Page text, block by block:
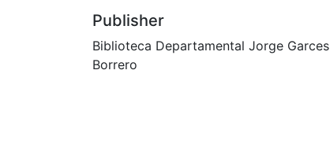
Publisher
Biblioteca Departamental Jorge Garces
Borrero